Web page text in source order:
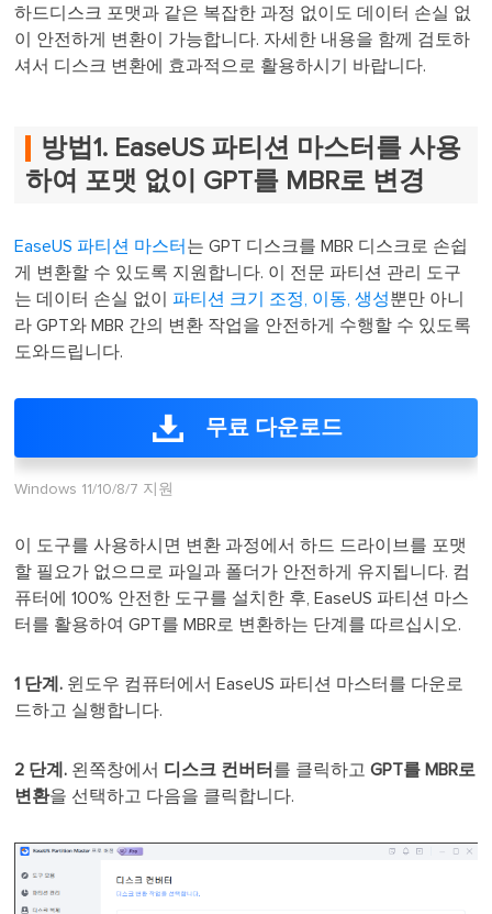
하드디스크 포맷과 같은 복잡한 과정 없이도 데이터 손실 없
이 안전하게 변환이 가능합니다. 자세한 내용을 함께 검토하
셔서 디스크 변환에 효과적으로 활용하시기 바랍니다.
방법1. EaseUS 파티션 마스터를 사용
하여 포맷 없이 GPT를 MBR로 변경
EaseUS 파티션 마스터 는 GPT 디스크를 MBR 디스크로 손쉽
게 변환할 수 있도록 지원합니다. 이 전문 파티션 관리 도구
는 데이터 손실 없이 파티션 크기 조정, 이동, 생성뿐만 아니
라 GPT와 MBR 간의 변환 작업을 안전하게 수행할 수 있도록
도와드립니다.
무료 다운로드
Windows 11/10/8/7 지원
이 도구를 사용하시면 변환 과정에서 하드 드라이브를 포맷
할 필요가 없으므로 파일과 폴더가 안전하게 유지됩니다. 컴
퓨터에 100% 안전한 도구를 설치한 후, EaseUS 파티션 마스
터를 활용하여 GPT를 MBR로 변환하는 단계를 따르십시오.
1 단계. 윈도우 컴퓨터에서 EaseUS 파티션 마스터를 다운로
드하고 실행합니다.
2 단계. 왼쪽창에서 디스크 컨버터 를 클릭하고 GPT를 MBR로
변환을 선택하고 다음을 클릭합니다.